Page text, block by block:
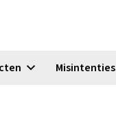
Misintenties